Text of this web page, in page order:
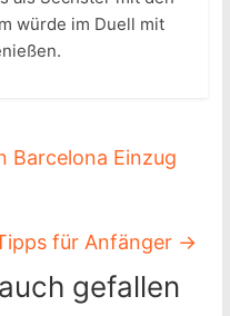
würde im Duell mit
Barcelona Einzug
für Anfänger →
gefallen